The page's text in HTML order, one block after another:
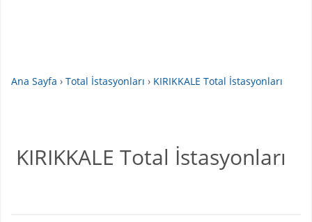
Ana Sayfa › Total İstasyonları › KIRIKKALE Total İstasyonları
KIRIKKALE Total İstasyonları